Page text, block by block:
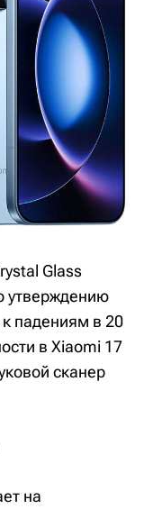
Glass
утверждению
падениям в 20
в Xiaomi 17
сканер
на